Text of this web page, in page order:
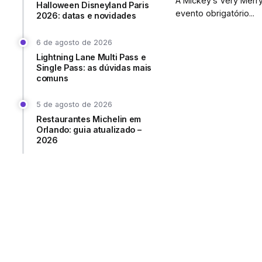
Halloween Disneyland Paris
2026: datas e novidades
6 de agosto de 2026
Lightning Lane Multi Pass e
Single Pass: as dúvidas mais
comuns
5 de agosto de 2026
Restaurantes Michelin em
Orlando: guia atualizado –
2026
evento obrigatório...